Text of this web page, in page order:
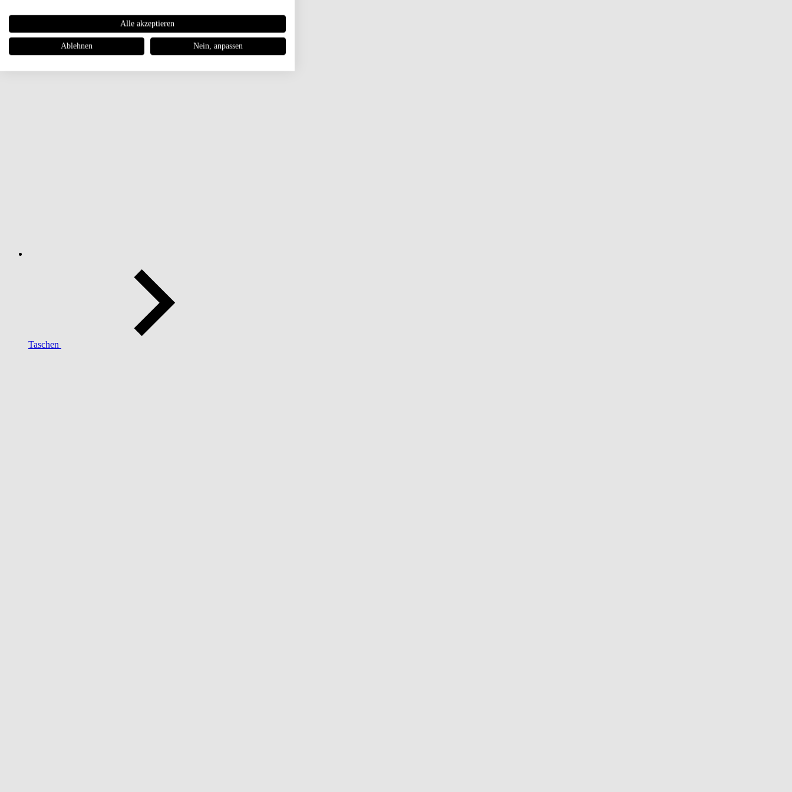
Taschen
Alle akzeptieren
Ablehnen Nein, anpassen